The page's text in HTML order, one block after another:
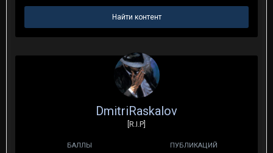
Найти контент
DmitriRaskalov
[R.I.P]
БАЛЛЫ ПУБЛИКАЦИЙ